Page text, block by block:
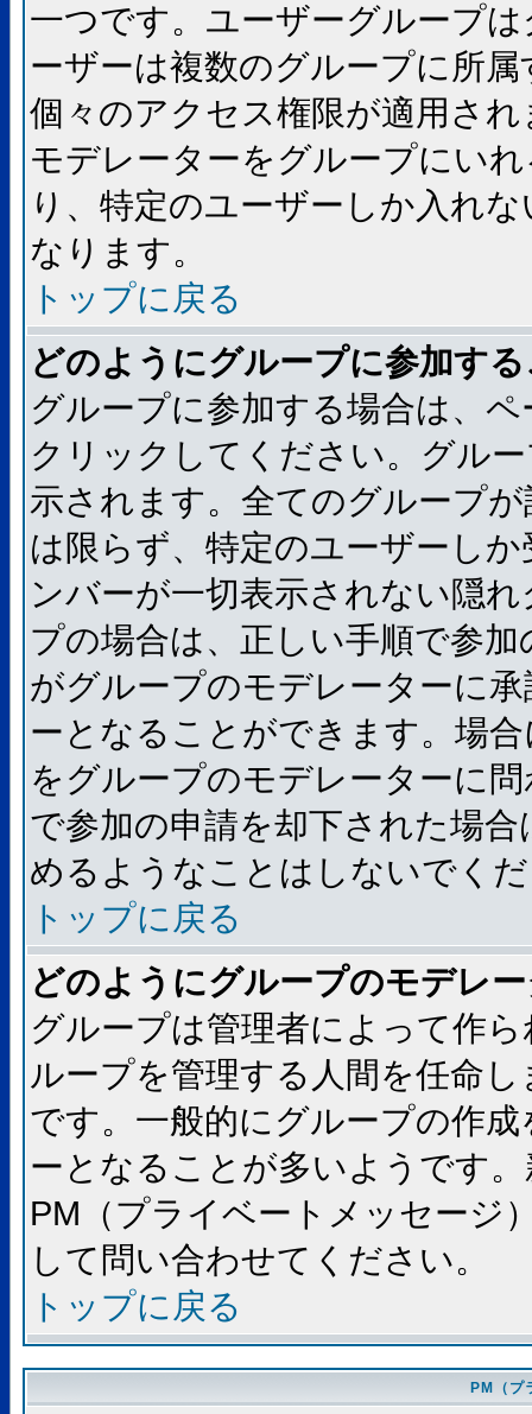
一つです。ユーザーグループ
ーザーは複数のグループに所
個々のアクセス権限が適用さ
モデレーターをグループにい
り、特定のユーザーしか入れ
なります。
トップに戻る
どのようにグループに参加す
グループに参加する場合は、
クリックしてください。グル
示されます。全てのグループ
は限らず、特定のユーザーし
ンバーが一切表示されない隠
プの場合は、正しい手順で参
がグループのモデレーターに
ーとなることができます。場
をグループのモデレーターに
で参加の申請を却下された場
めるようなことはしないでく
トップに戻る
どのようにグループのモデレ
グループは管理者によって作
ループを管理する人間を任命
です。一般的にグループの作
ーとなることが多いようです
PM（プライベートメッセージ
して問い合わせてください。
トップに戻る
PM（プ